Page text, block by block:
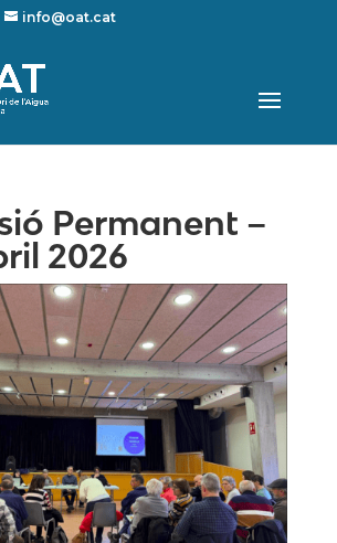
info@oat.cat
Permanent –
2026